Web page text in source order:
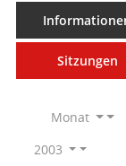
Sitzungen
Monat
2003